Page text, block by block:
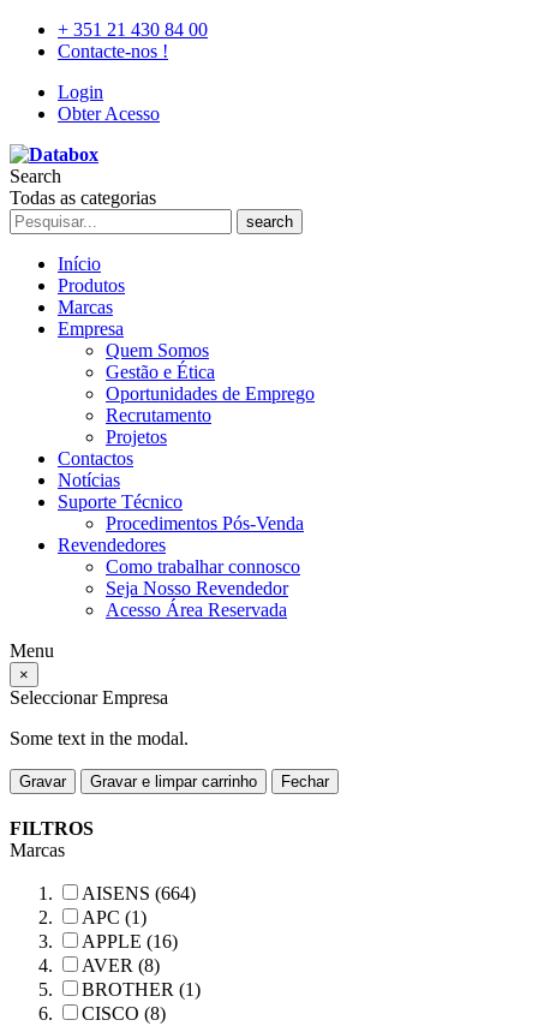
+ 351 21 430 84 00
Contacte-nos !
Login
Obter Acesso
Search
Todas as categorias
search
Início
Produtos
Marcas
Empresa
Quem Somos
Gestão e Ética
Oportunidades de Emprego
Recrutamento
Projetos
Contactos
Notícias
Suporte Técnico
Procedimentos Pós-Venda
Revendedores
Como trabalhar connosco
Seja Nosso Revendedor
Acesso Área Reservada
Menu
×
Seleccionar Empresa
Some text in the modal.
Gravar Gravar e limpar carrinho Fechar
FILTROS
Marcas
AISENS (664)
APC (1)
APPLE (16)
AVER (8)
BROTHER (1)
CISCO (8)